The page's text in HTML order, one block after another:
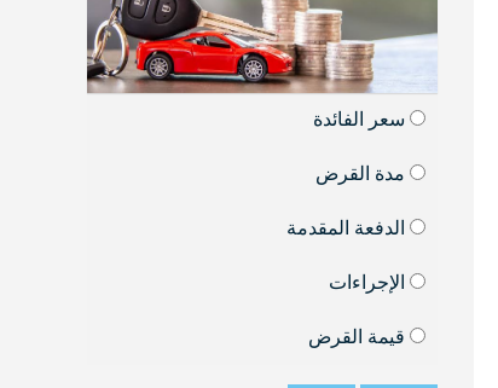
سعر الفائدة
مدة القرض
الدفعة المقدمة
الإجراءات
قيمة القرض